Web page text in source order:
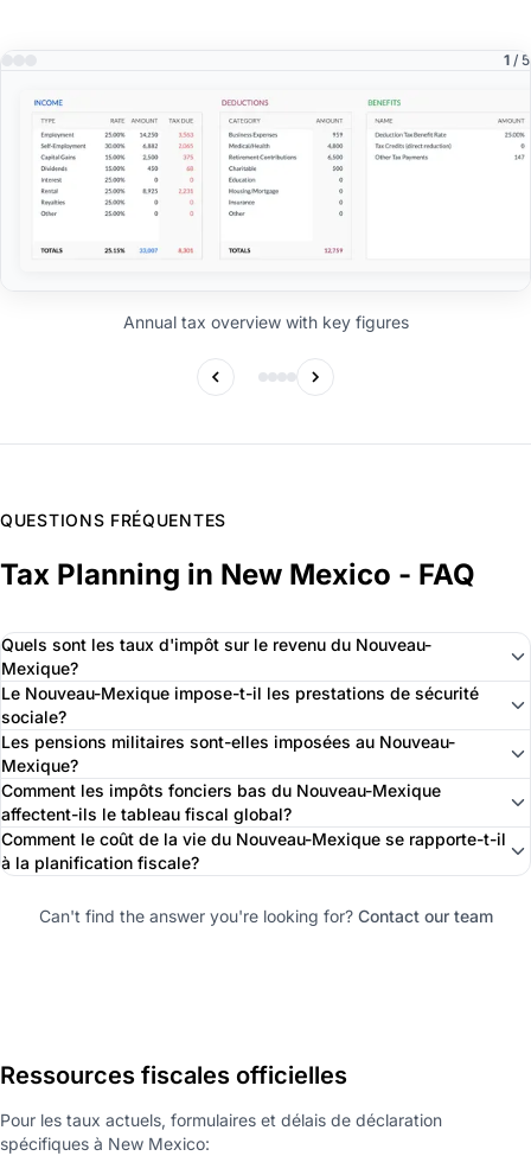
1 / 5
Annual tax overview with key figures
QUESTIONS FRÉQUENTES
Tax Planning in New Mexico - FAQ
Quels sont les taux d'impôt sur le revenu du Nouveau-
Mexique?
Le Nouveau-Mexique impose-t-il les prestations de sécurité
sociale?
Les pensions militaires sont-elles imposées au Nouveau-
Mexique?
Comment les impôts fonciers bas du Nouveau-Mexique
affectent-ils le tableau fiscal global?
Comment le coût de la vie du Nouveau-Mexique se rapporte-t-il
à la planification fiscale?
Can't find the answer you're looking for? Contact our team
Ressources fiscales officielles
Pour les taux actuels, formulaires et délais de déclaration
spécifiques à New Mexico: